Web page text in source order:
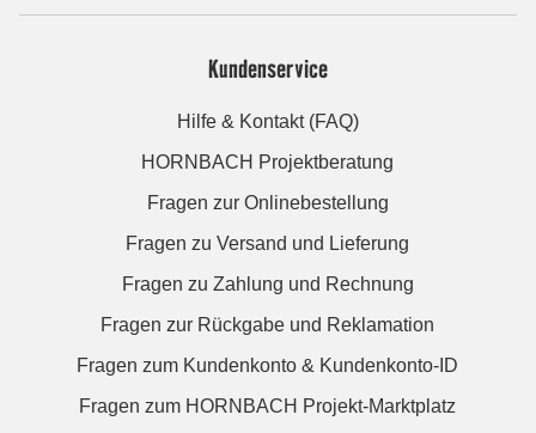
Kundenservice
Hilfe & Kontakt (FAQ)
HORNBACH Projektberatung
Fragen zur Onlinebestellung
Fragen zu Versand und Lieferung
Fragen zu Zahlung und Rechnung
Fragen zur Rückgabe und Reklamation
Fragen zum Kundenkonto & Kundenkonto-ID
Fragen zum HORNBACH Projekt-Marktplatz